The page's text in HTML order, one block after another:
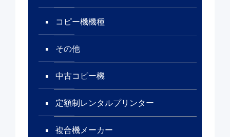
コピー機機種
その他
中古コピー機
定額制レンタルプリンター
複合機メーカー